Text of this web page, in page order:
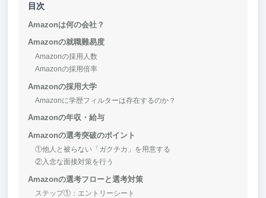
目次
Amazonは何の会社？
Amazonの就職難易度
Amazonの採用人数
Amazonの採用倍率
Amazonの採用大学
Amazonに学歴フィルターは存在するのか？
Amazonの年収・給与
Amazonの選考突破のポイント
①他人と被らない「ガクチカ」を用意する
②入念な面接対策を行う
Amazonの選考フローと選考対策
ステップ①：エントリーシート